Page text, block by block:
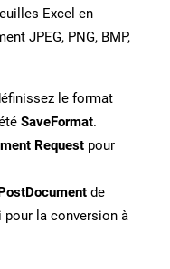
Excel en
JPEG, PNG, BMP,
le format
SaveFormat.
Request pour
de
pour la conversion à